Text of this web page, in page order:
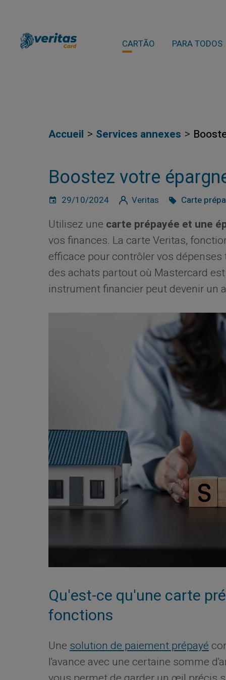
CARTÃO PARA TODOS
Accueil Services annexes
Boostez votre
29/10/2024 Veritas Carte
Utilisez une carte prépayée et une
vos finances. La carte Veritas,
efficace pour contrôler vos
des achats partout où Mastercard
instrument financier peut devenir un
Qu'est-ce qu'une carte
fonctions
Une solution de paiement prépayé
l'avance avec une certaine somme